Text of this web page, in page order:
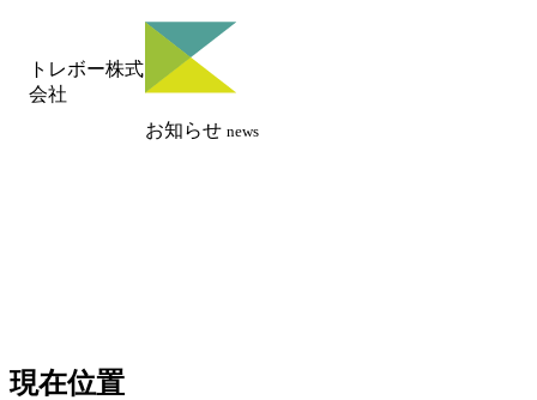
トレボー株式
会社
お知らせ news
現在位置